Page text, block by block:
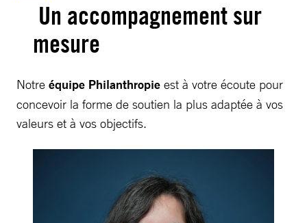
Un accompagnement sur
mesure
Notre équipe Philanthropie est à votre écoute pour
concevoir la forme de soutien la plus adaptée à vos
valeurs et à vos objectifs.